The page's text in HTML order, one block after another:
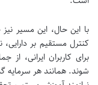
با این حال، این مسیر
کنترل مستقیم بر دارایی،
برای کاربران ایرانی،
شوند. همانند هر سرمایه